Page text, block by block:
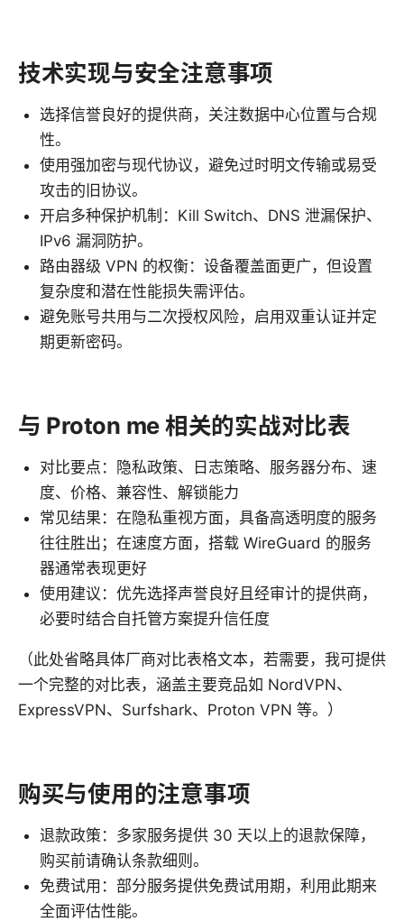
技术实现与安全注意事项
选择信誉良好的提供商，关注数据中心位置与合规
性。
使用强加密与现代协议，避免过时明文传输或易受
攻击的旧协议。
开启多种保护机制：Kill Switch、DNS 泄漏保护、
IPv6 漏洞防护。
路由器级 VPN 的权衡：设备覆盖面更广，但设置
复杂度和潜在性能损失需评估。
避免账号共用与二次授权风险，启用双重认证并定
期更新密码。
与 Proton me 相关的实战对比表
对比要点：隐私政策、日志策略、服务器分布、速
度、价格、兼容性、解锁能力
常见结果：在隐私重视方面，具备高透明度的服务
往往胜出；在速度方面，搭载 WireGuard 的服务
器通常表现更好
使用建议：优先选择声誉良好且经审计的提供商，
必要时结合自托管方案提升信任度
（此处省略具体厂商对比表格文本，若需要，我可提供
一个完整的对比表，涵盖主要竞品如 NordVPN、
ExpressVPN、Surfshark、Proton VPN 等。）
购买与使用的注意事项
退款政策：多家服务提供 30 天以上的退款保障，
购买前请确认条款细则。
免费试用：部分服务提供免费试用期，利用此期来
全面评估性能。